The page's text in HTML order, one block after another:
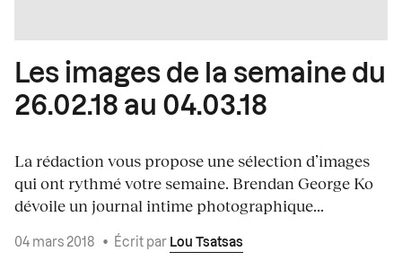
Les images de la semaine du
26.02.18 au 04.03.18
La rédaction vous propose une sélection d’images
qui ont rythmé votre semaine. Brendan George Ko
dévoile un journal intime photographique...
04 mars 2018 • Écrit par Lou Tsatsas